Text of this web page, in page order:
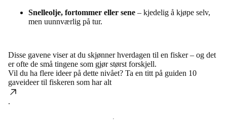
Snelleolje, fortommer eller sene – kjedelig å kjøpe selv,
men uunnværlig på tur.
Disse gavene viser at du skjønner hverdagen til en fisker – og det
er ofte de små tingene som gjør størst forskjell.
Vil du ha flere ideer på dette nivået? Ta en titt på guiden 10
gaveideer til fiskeren som har alt
.